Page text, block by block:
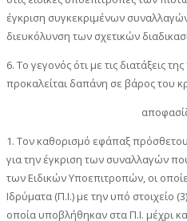
έγκριση συγκεκριμένων
διευκόλυνση των σχετικών
6. Το γεγονός ότι με τις διατάξεις
προκαλείται δαπάνη σε βάρος του
1. Τον καθορισμό εφάπαξ
για την έγκριση των συναλλαγών
των Ειδικών Υποεπιτροπών, οι
Ιδρύματα (Π.Ι.) με την υπό στοιχείο
οποία υποβλήθηκαν στα Π.Ι. μέχρι